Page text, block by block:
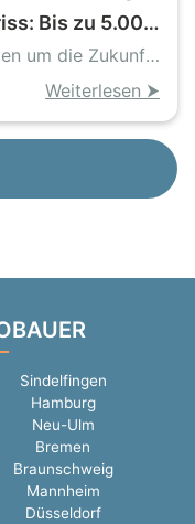
Bis zu 5.000
um die Zukunft
Weiterlesen ⮞
Sindelfingen
Hamburg
Neu-Ulm
Bremen
Braunschweig
Mannheim
Düsseldorf